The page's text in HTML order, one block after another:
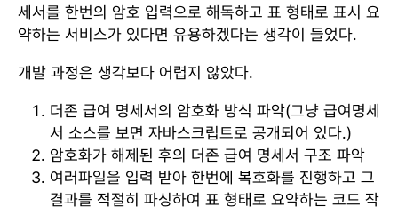
세서를 한번의 암호 입력으로 해독하고 표 형태로 표시 요
약하는 서비스가 있다면 유용하겠다는 생각이 들었다.
개발 과정은 생각보다 어렵지 않았다.
더존 급여 명세서의 암호화 방식 파악(그냥 급여명세
서 소스를 보면 자바스크립트로 공개되어 있다.)
암호화가 해제된 후의 더존 급여 명세서 구조 파악
여러파일을 입력 받아 한번에 복호화를 진행하고 그
결과를 적절히 파싱하여 표 형태로 요약하는 코드 작